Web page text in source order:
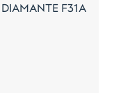
F31A
F31A Зад